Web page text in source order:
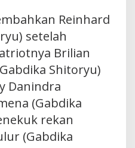
Reinhard
setelah
Brilian
Shitoryu)
Danindra
(Gabdika
rekan
(Gabdika